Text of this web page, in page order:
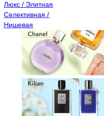
Люкс / Элитная
Селективная /
Нишевая